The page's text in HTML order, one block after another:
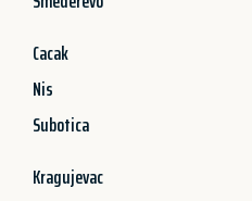
Cacak
Nis
Subotica
Kragujevac